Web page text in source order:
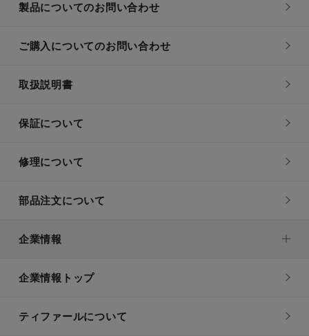
製品についてのお問い合わせ
ご購入についてのお問い合わせ
取扱説明書
保証について
修理について
部品注文について
企業情報
企業情報トップ
ティファールについて